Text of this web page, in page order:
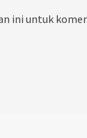
ini untuk